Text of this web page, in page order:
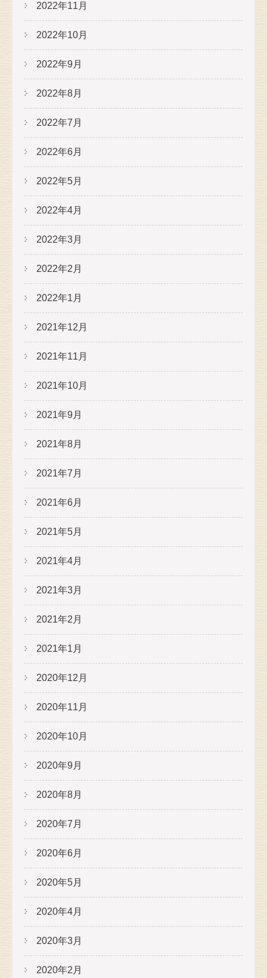
2022年11月
2022年10月
2022年9月
2022年8月
2022年7月
2022年6月
2022年5月
2022年4月
2022年3月
2022年2月
2022年1月
2021年12月
2021年11月
2021年10月
2021年9月
2021年8月
2021年7月
2021年6月
2021年5月
2021年4月
2021年3月
2021年2月
2021年1月
2020年12月
2020年11月
2020年10月
2020年9月
2020年8月
2020年7月
2020年6月
2020年5月
2020年4月
2020年3月
2020年2月